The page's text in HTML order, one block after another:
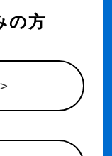
の方